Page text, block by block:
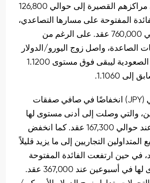
التجاريون صافي مراكزهم القصيرة إلى حوالي 126,800
المفتوحة على مسارها التصاعدي،
حيث بلغت حوالي 760,000 عقد. على الرغم من
الصاعدة، واصل زوج اليورو/الدولار
الأمريكي حركته الصعودية ليبقى فوق مستوى 1.1200
1.1060.
شهد الين الياباني (JPY) انخفاضًا في صافي صفقات
والتي وصلت إلى أدنى مستوى لها
في ستة أسابيع عند حوالي 167,300 عقد. كما انخفض
التجاريين إلى ما يزيد قليلاً
عقد، في حين ارتفعت الفائدة المفتوحة
إلى أعلى مستوى لها في أسبوعين عند 367,000 عقد.